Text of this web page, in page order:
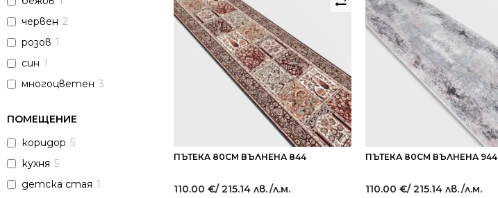
червен 2
розов 1
син 1
многоцветен 3
ПОМЕЩЕНИЕ
коридор 5
кухня 5
детска стая 1
ПЪТЕКА 80СМ ВЪЛНЕНА 844
110.00 €/ 215.14 лв./л.м.
ПЪТЕКА 80СМ ВЪЛНЕНА 944
110.00 €/ 215.14 лв./л.м.